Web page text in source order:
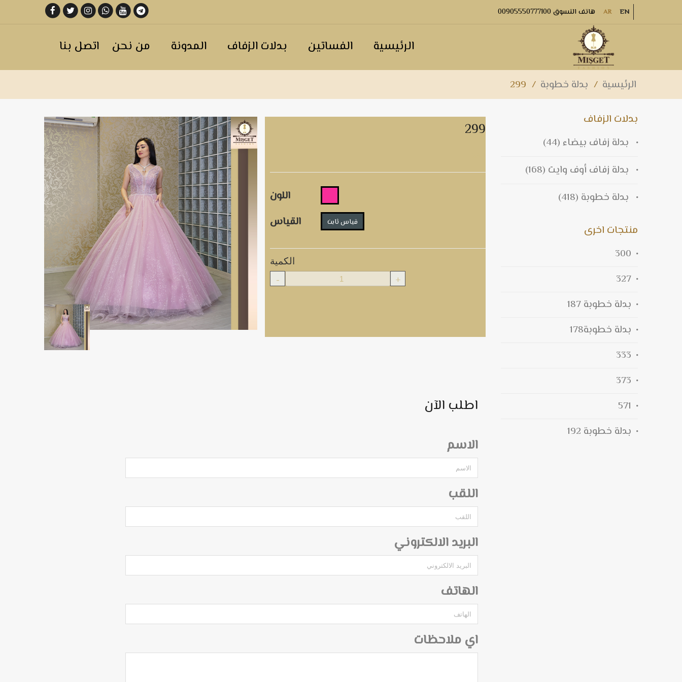
AR EN هاتف التسوق 00905550777100
الرئيسية الفساتين بدلات الزفاف المدونة من نحن اتصل بنا
الرئيسية / بدلة خطوبة /
299
بدلات الزفاف
بدلة زفاف بيضاء (44)
بدلة زفاف أوف وايت (168)
بدلة خطوبة (418)
منتجات اخرى
300
327
بدلة خطوبة 187
بدلة خطوبة178
333
373
571
بدلة خطوبة 192
299
اللون
القياس
قياس ثابت
الكمية
- +
اطلب الآن
الاسم
اللقب
البريد الالكتروني
الهاتف
اي ملاحظات